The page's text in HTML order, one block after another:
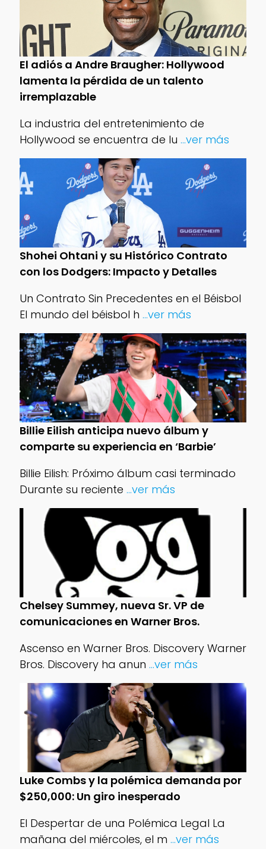
El adiós a Andre Braugher: Hollywood
lamenta la pérdida de un talento
irremplazable
La industria del entretenimiento de
Hollywood se encuentra de lu ...ver más
Shohei Ohtani y su Histórico Contrato
con los Dodgers: Impacto y Detalles
Un Contrato Sin Precedentes en el Béisbol
El mundo del béisbol h ...ver más
Billie Eilish anticipa nuevo álbum y
comparte su experiencia en ‘Barbie’
Billie Eilish: Próximo álbum casi terminado
Durante su reciente ...ver más
Chelsey Summey, nueva Sr. VP de
comunicaciones en Warner Bros.
Ascenso en Warner Bros. Discovery Warner
Bros. Discovery ha anun ...ver más
Luke Combs y la polémica demanda por
$250,000: Un giro inesperado
El Despertar de una Polémica Legal La
mañana del miércoles, el m ...ver más